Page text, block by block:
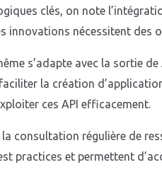
clés, on note
innovations nécessitent
s’adapte avec la sortie
la création
ces API efficacement.
la consultation régulière de
practices et permettent